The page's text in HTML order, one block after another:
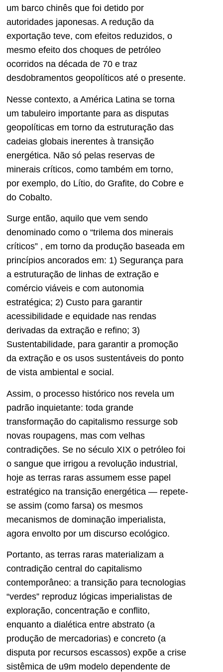
um barco chinês que foi detido por
autoridades japonesas. A redução da
exportação teve, com efeitos reduzidos, o
mesmo efeito dos choques de petróleo
ocorridos na década de 70 e traz
desdobramentos geopolíticos até o presente.
Nesse contexto, a América Latina se torna
um tabuleiro importante para as disputas
geopolíticas em torno da estruturação das
cadeias globais inerentes à transição
energética. Não só pelas reservas de
minerais críticos, como também em torno,
por exemplo, do Lítio, do Grafite, do Cobre e
do Cobalto.
Surge então, aquilo que vem sendo
denominado como o “trilema dos minerais
críticos” , em torno da produção baseada em
princípios ancorados em: 1) Segurança para
a estruturação de linhas de extração e
comércio viáveis e com autonomia
estratégica; 2) Custo para garantir
acessibilidade e equidade nas rendas
derivadas da extração e refino; 3)
Sustentabilidade, para garantir a promoção
da extração e os usos sustentáveis do ponto
de vista ambiental e social.
Assim, o processo histórico nos revela um
padrão inquietante: toda grande
transformação do capitalismo ressurge sob
novas roupagens, mas com velhas
contradições. Se no século XIX o petróleo foi
o sangue que irrigou a revolução industrial,
hoje as terras raras assumem esse papel
estratégico na transição energética — repete-
se assim (como farsa) os mesmos
mecanismos de dominação imperialista,
agora envolto por um discurso ecológico.
Portanto, as terras raras materializam a
contradição central do capitalismo
contemporâneo: a transição para tecnologias
“verdes” reproduz lógicas imperialistas de
exploração, concentração e conflito,
enquanto a dialética entre abstrato (a
produção de mercadorias) e concreto (a
disputa por recursos escassos) expõe a crise
sistêmica de u9m modelo dependente de